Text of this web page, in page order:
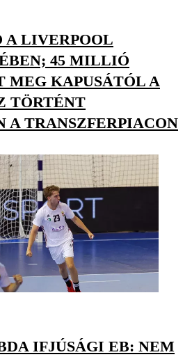
A LIVERPOOL
45 MILLIÓ
MEG KAPUSÁTÓL A
TÖRTÉNT
A TRANSZFERPIACON
IFJÚSÁGI EB: NEM